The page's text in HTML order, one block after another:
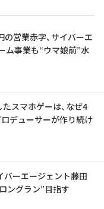
の営業赤字、サイバーエ
事業も“ウマ娘前”水
スマホゲーは、なぜ4
デューサーが作り続け
バーエージェント藤田
ングラン”目指す